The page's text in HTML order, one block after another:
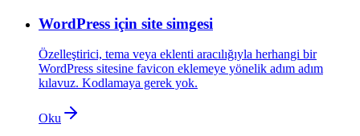
WordPress için site simgesi
Özelleştirici, tema veya eklenti aracılığıyla herhangi bir
WordPress sitesine favicon eklemeye yönelik adım adım
kılavuz. Kodlamaya gerek yok.
Oku